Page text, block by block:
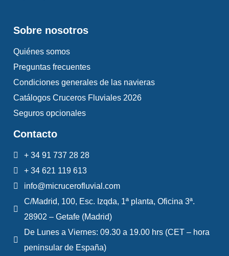
Sobre nosotros
Quiénes somos
Preguntas frecuentes
Condiciones generales de las navieras
Catálogos Cruceros Fluviales 2026
Seguros opcionales
Contacto
+ 34 91 737 28 28
+ 34 621 119 613
info@micrucerofluvial.com
C/Madrid, 100, Esc. Izqda, 1ª planta, Oficina 3ª.
28902 – Getafe (Madrid)
De Lunes a Viernes: 09.30 a 19.00 hrs (CET – hora
peninsular de España)